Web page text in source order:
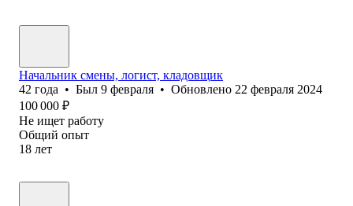
Начальник смены, логист, кладовщик
42 года • Был 9 февраля • Обновлено 22 февраля 2024
100 000 ₽
Не ищет работу
Общий опыт
18 лет